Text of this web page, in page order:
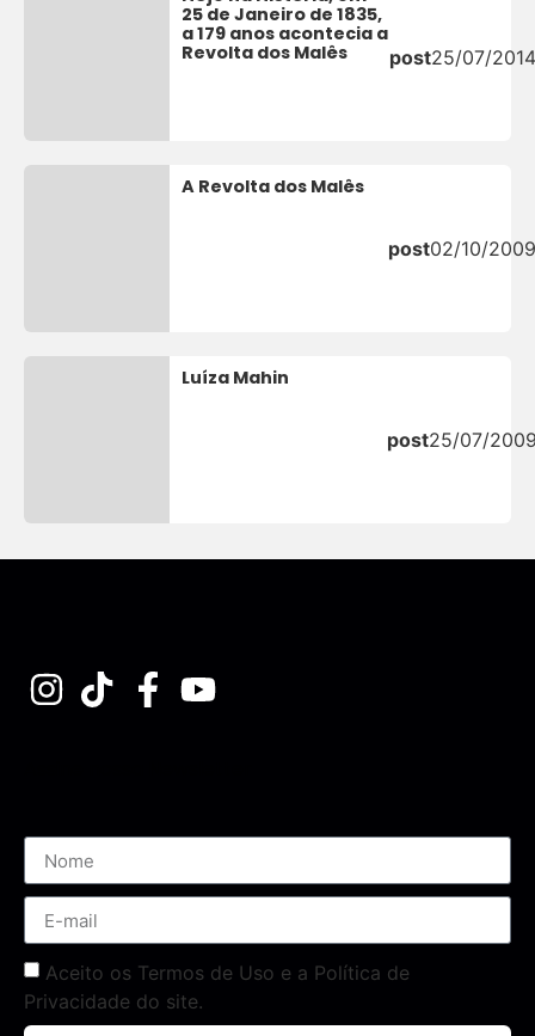
25 de Janeiro de 1835,
a 179 anos acontecia a
Revolta dos Malês
post25/07/2014
A Revolta dos Malês
post02/10/
Luíza Mahin
post25/07/
Aceito os Termos de Uso e a Política de
Privacidade do site.